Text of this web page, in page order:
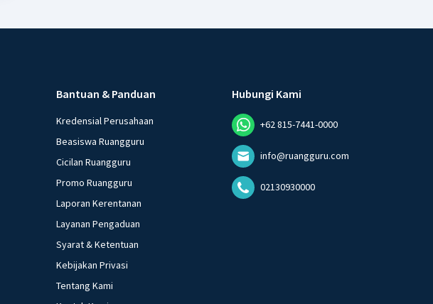
Bantuan & Panduan
Kredensial Perusahaan
Beasiswa Ruangguru
Cicilan Ruangguru
Promo Ruangguru
Laporan Kerentanan
Layanan Pengaduan
Syarat & Ketentuan
Kebijakan Privasi
Tentang Kami
Hubungi Kami
+62 815-7441-0000
info@ruangguru.com
02130930000